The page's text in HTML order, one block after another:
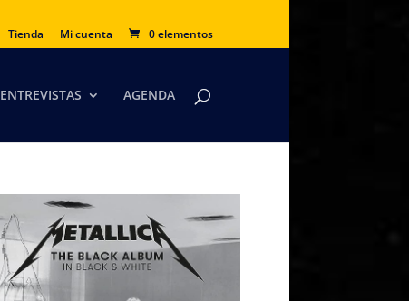
Tienda Mi cuenta 0 elementos
ENTREVISTAS AGENDA